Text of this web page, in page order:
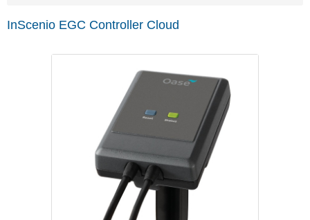
InScenio EGC Controller Cloud